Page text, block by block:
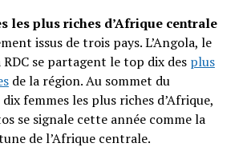
les plus riches d’Afrique centrale
issus de trois pays. L’Angola, le
se partagent le top dix des plus
de la région. Au sommet du
femmes les plus riches d’Afrique,
se signale cette année comme la
de l’Afrique centrale.